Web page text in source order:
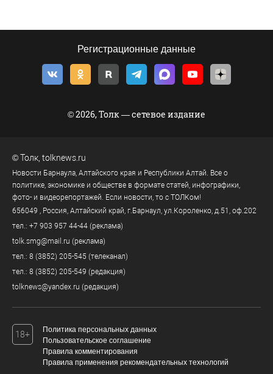
Регистрационные данные
© 2026, Толк — сетевое издание
©Толк tolknews.ru
Новости Барнаула, Алтайского края и Республики Алтай. Все о
политике, экономике и обществе в формате статей, инфографики,
фото- и видеорепортажей. Если новости, то с ТОЛКом!
656049 , Россия, Алтайский край, г.Барнаул, ул.Короленко, д.51, оф.202
тел.: +7 903 957 44-44 (реклама)
tolk.smg@mail.ru (реклама)
тел.: 8 (3852) 205-545 (телеканал)
тел.: 8 (3852) 205-549 (редакция)
tolknews@yandex.ru (редакция)
18+
Политика персональных данных
Пользовательское соглашение
Правила комментирования
Правила применения рекомендательных технологий